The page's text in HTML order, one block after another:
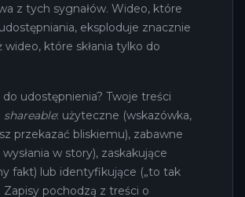
z tych sygnałów. Wideo, które
eksploduje znacznie
wideo, które skłania tylko do
do udostępnienia? Twoje treści
shareable: użyteczne (wskazówka,
przekazać bliskiemu), zabawne
w story), zaskakujące
fakt) lub identyfikujące („to tak
Zapisy pochodzą z treści o